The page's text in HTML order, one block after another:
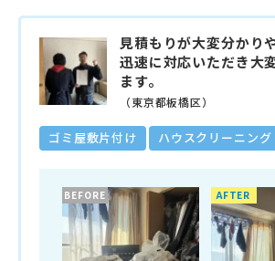
見積もりが大変分かり
迅速に対応いただき大
ます。
（東京都板橋区）
ゴミ屋敷片付け ハウスクリーニン
BEFORE AFTER